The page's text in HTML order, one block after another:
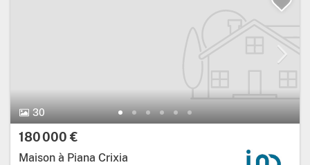
30
180 000 €
Maison à Piana Crixia